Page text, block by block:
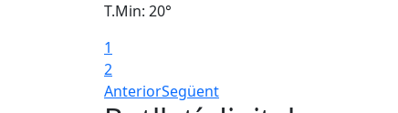
T.Min: 20°
1
2
AnteriorSegüent